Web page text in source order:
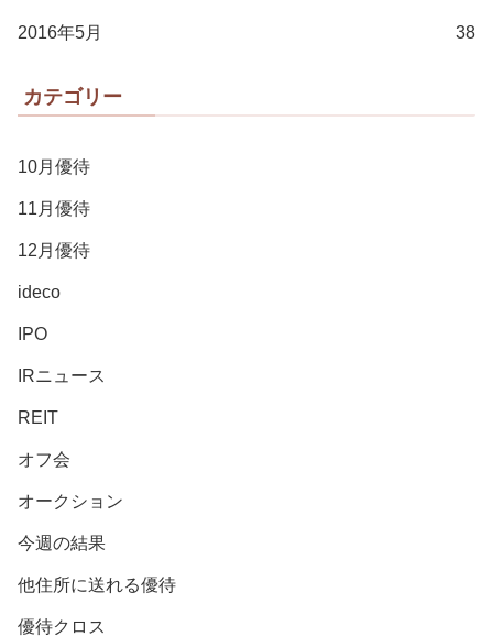
2016年5月 38
カテゴリー
10月優待
11月優待
12月優待
ideco
IPO
IRニュース
REIT
オフ会
オークション
今週の結果
他住所に送れる優待
優待クロス